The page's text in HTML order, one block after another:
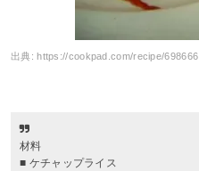
出典: https://cookpad.com/recipe/698666
材料
■ ケチャップライス